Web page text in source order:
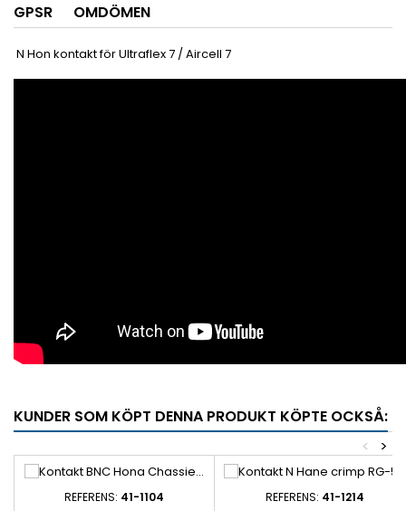
GPSR
OMDÖMEN
N Hon kontakt för Ultraflex 7 / Aircell 7
KUNDER SOM KÖPT DENNA PRODUKT KÖPTE OCKSÅ:
>
<
REFERENS: 41-1104 REFERENS: 41-1214